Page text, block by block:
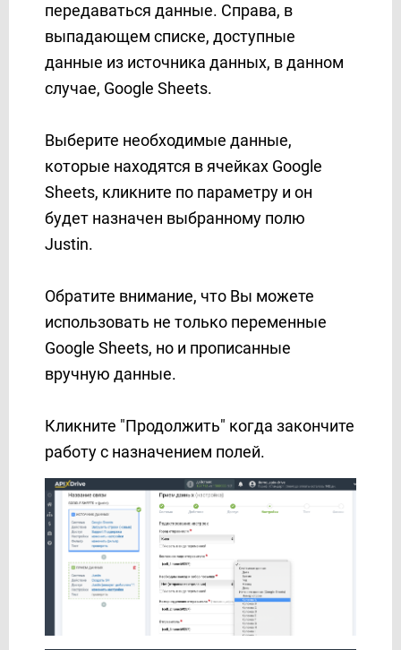
ProveSource
Reply.io
Resend
RO App
Rozetka
Sakari
SalesDrive
Salesforce CRM
Salesmsg
SendFox
SendGrid
Sendlane
SendPulse
SimpleTexting
Slack
Smartsheet
SMS Club
SMS Украина
SMS-fly
передаваться данные. Справа, в
выпадающем списке, доступные
данные из источника данных, в данном
случае, Google Sheets.
Выберите необходимые данные,
которые находятся в ячейках Google
Sheets, кликните по параметру и он
будет назначен выбранному полю
Justin.
Обратите внимание, что Вы можете
использовать не только переменные
Google Sheets, но и прописанные
вручную данные.
Кликните "Продолжить" когда закончите
работу с назначением полей.